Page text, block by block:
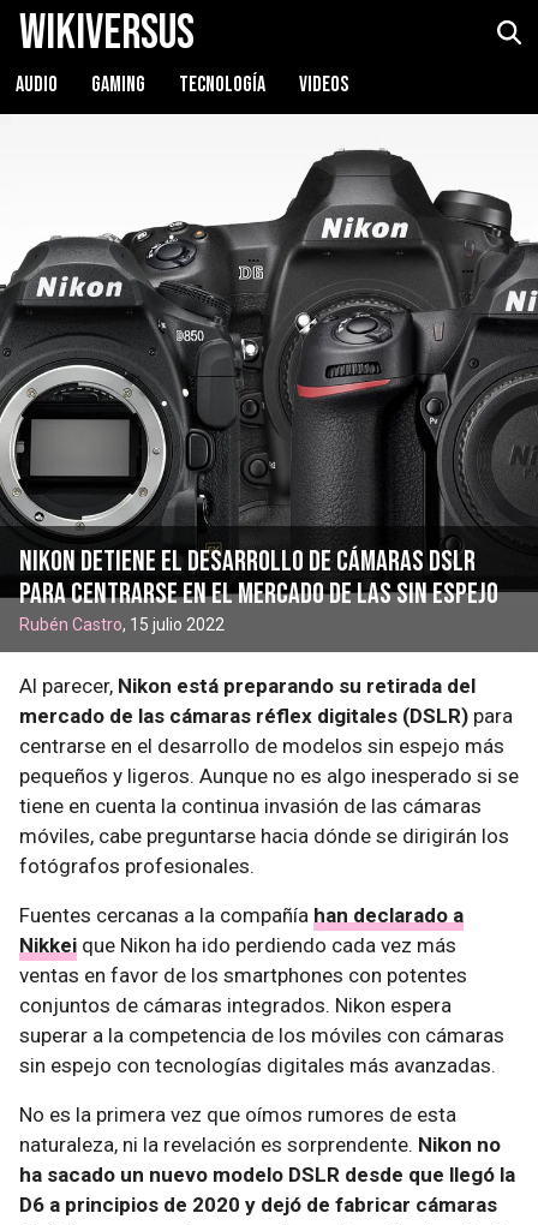
WikiVersus
AUDIO GAMING TECNOLOGÍA VIDEOS
Nikon detiene el desarrollo de cámaras DSLR
para centrarse en el mercado de las sin espejo
Rubén Castro, 15 julio 2022
Al parecer, Nikon está preparando su retirada del
mercado de las cámaras réflex digitales (DSLR) para
centrarse en el desarrollo de modelos sin espejo más
pequeños y ligeros. Aunque no es algo inesperado si se
tiene en cuenta la continua invasión de las cámaras
móviles, cabe preguntarse hacia dónde se dirigirán los
fotógrafos profesionales.
Fuentes cercanas a la compañía han declarado a
Nikkei que Nikon ha ido perdiendo cada vez más
ventas en favor de los smartphones con potentes
conjuntos de cámaras integrados. Nikon espera
superar a la competencia de los móviles con cámaras
sin espejo con tecnologías digitales más avanzadas.
No es la primera vez que oímos rumores de esta
naturaleza, ni la revelación es sorprendente. Nikon no
ha sacado un nuevo modelo DSLR desde que llegó la
D6 a principios de 2020 y dejó de fabricar cámaras